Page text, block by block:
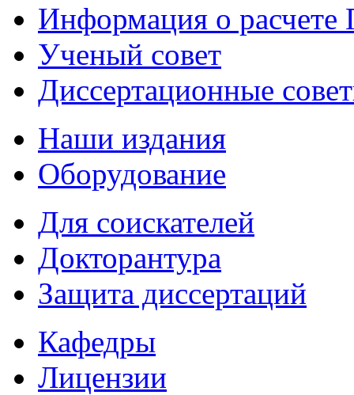
Информация о
Ученый совет
Диссертационные
Наши издания
Оборудование
Для соискателей
Докторантура
Защита диссертаций
Кафедры
Лицензии